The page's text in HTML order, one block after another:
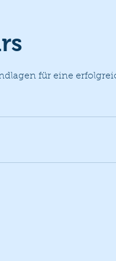
für eine